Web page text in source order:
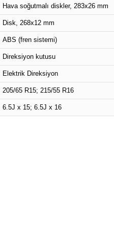
Hava soğutmalı diskler, 283x26 mm
Disk, 268x12 mm
ABS (fren sistemi)
Direksiyon kutusu
Elektrik Direksiyon
205/65 R15; 215/55 R16
6.5J x 15; 6.5J x 16